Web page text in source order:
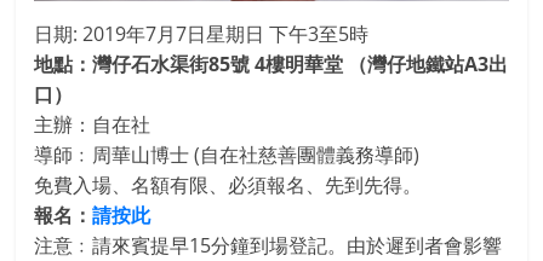
日期: 2019年7月7日星期日 下午3至5時
地點：灣仔石水渠街85號 4樓明華堂 （灣仔地鐵站A3出
口）
主辦：自在社
導師﹕周華山博士 (自在社慈善團體義務導師)
免費入場、名額有限、必須報名、先到先得。
報名：請按此
注意﹕請來賓提早15分鐘到場登記。由於遲到者會影響